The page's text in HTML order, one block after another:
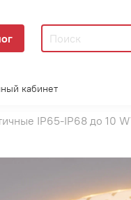
кабинет
IP65-IP68 до 10